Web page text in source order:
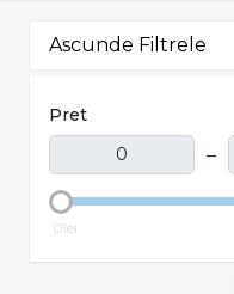
Ascunde Filtrele
Pret
–
0lei